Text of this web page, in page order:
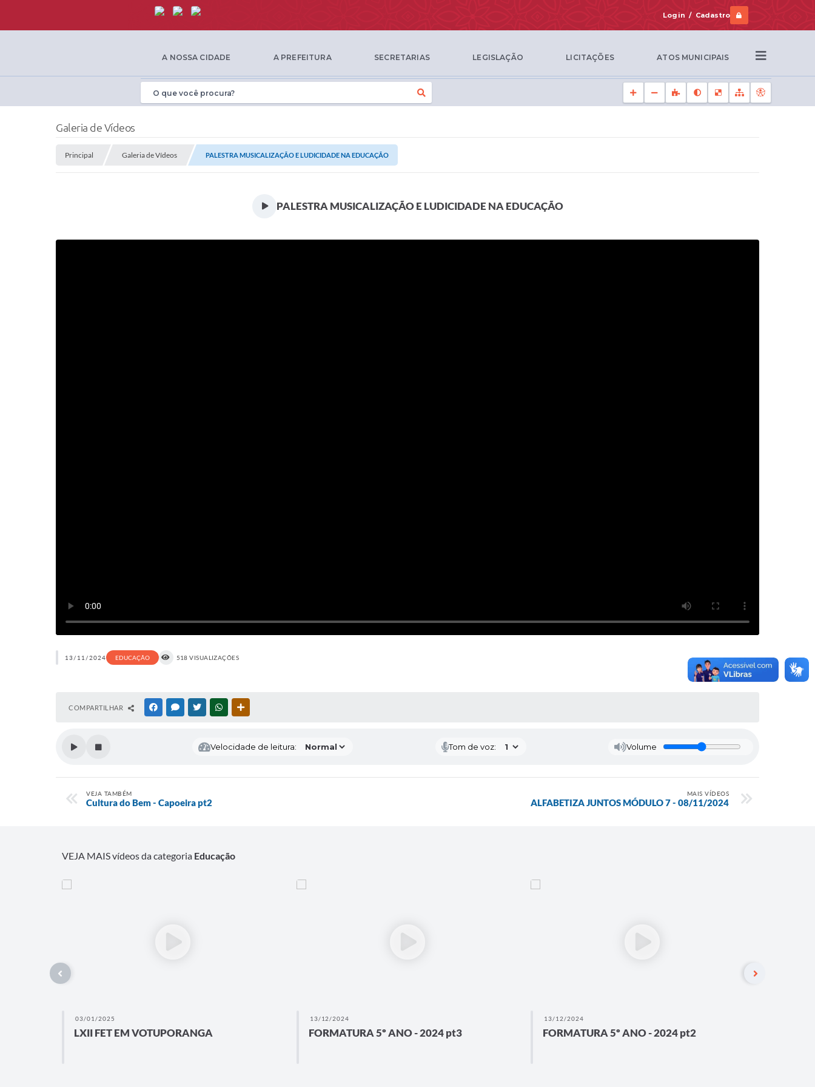
Login / Cadastro
A NOSSA CIDADE A PREFEITURA SECRETARIAS LEGISLAÇÃO LICITAÇÕES ATOS MUNICIPAIS
Galeria de Vídeos
Principal Galeria de Vídeos PALESTRA MUSICALIZAÇÃO E LUDICIDADE NA EDUCAÇÃO
PALESTRA MUSICALIZAÇÃO E LUDICIDADE NA EDUCAÇÃO
13/11/2024 EDUCAÇÃO 518 VISUALIZAÇÕES
COMPARTILHAR FACEBOOKMESSENGER
TWITTERWHATSAPP
Velocidade de leitura: Tom de voz: Volume
VEJA TAMBÉM
Cultura do Bem - Capoeira pt2
MAIS VÍDEOS
ALFABETIZA JUNTOS MÓDULO 7 - 08/11/2024
VEJA MAIS vídeos da categoria Educação
03/01/2025
LXII FET EM VOTUPORANGA
13/12/2024
FORMATURA 5º ANO - 2024 pt3
13/12/2024
FORMATURA 5º ANO - 2024 pt2